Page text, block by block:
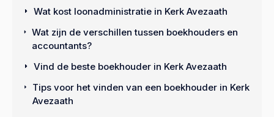
Wat kost loonadministratie in Kerk Avezaath
Wat zijn de verschillen tussen boekhouders en
accountants?
Vind de beste boekhouder in Kerk Avezaath
Tips voor het vinden van een boekhouder in Kerk
Avezaath